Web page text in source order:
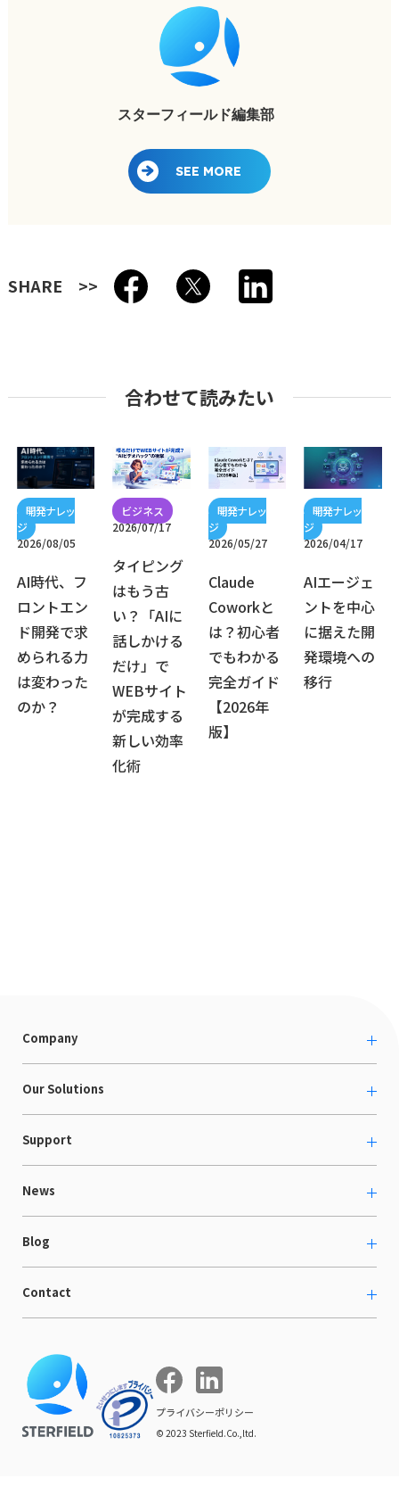
スターフィールド編集部
SEE MORE
SHARE
合わせて読みたい
2026/08/05
AI時代、フ
ロントエン
ド開発で求
められる力
は変わった
のか？
2026/07/17
タイピング
はもう古
い？「AIに
話しかける
だけ」で
WEBサイト
が完成する
新しい効率
化術
2026/05/27
Claude
Coworkと
は？初心者
でもわかる
完全ガイド
【2026年
版】
2026/04/17
AIエージェ
ントを中心
に据えた開
発環境への
移行
Company
About us
カルチャー
採用情報
Our Solutions
越境ECコンサルティング
Shopee支援
LaunchCart
海外向けホームページ制作
COMPE NAVI
Support
お役立ち資料
セミナー情報
News
プレスリリース
イベント
ニュース
Blog
ECブログ
開発ブログ
イベントレポート
Contact
プライバシーポリシー
© 2023 Sterfield.Co.,ltd.